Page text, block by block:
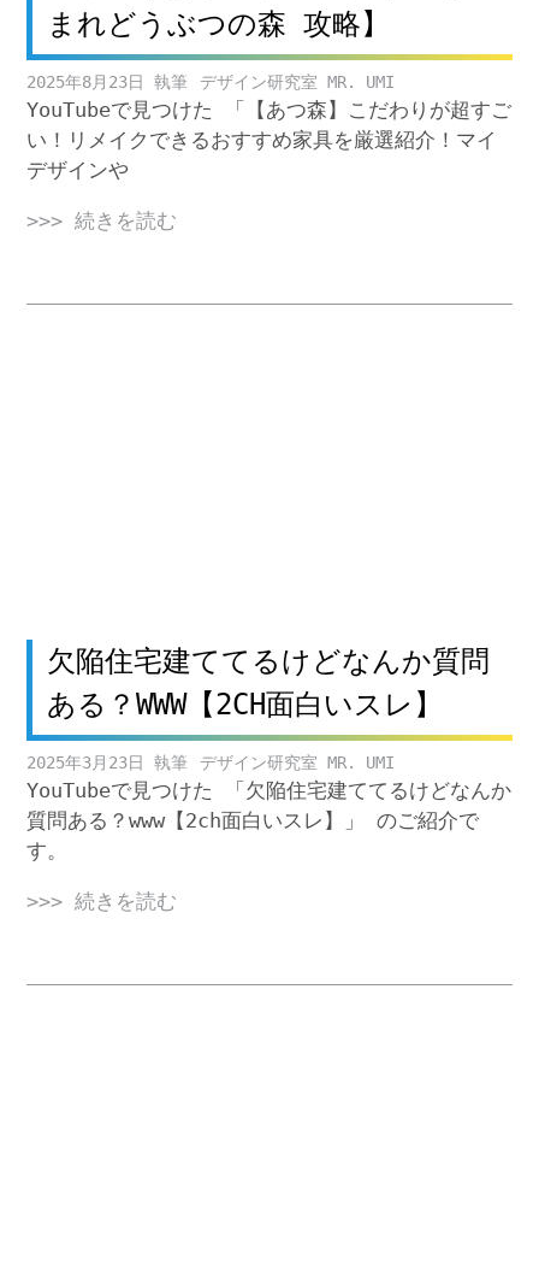
まれどうぶつの森 攻略】
2025年8月23日 デザイン研究室 MR. UMI
YouTubeで見つけた 「【あつ森】こだわりが超すご
い！リメイクできるおすすめ家具を厳選紹介！マイ
デザインや
>>> 続きを読む
欠陥住宅建ててるけどなんか質問
ある？WWW【2CH面白いスレ】
2025年3月23日 デザイン研究室 MR. UMI
YouTubeで見つけた 「欠陥住宅建ててるけどなんか
質問ある？www【2ch面白いスレ】」 のご紹介で
す。
>>> 続きを読む